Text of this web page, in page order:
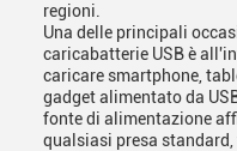
regioni.
Una delle principali
caricabatterie USB è
caricare smartphone,
gadget alimentato da
fonte di alimentazione
qualsiasi presa